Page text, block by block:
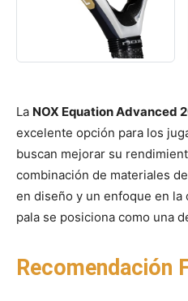
La NOX Equation Advanced
excelente opción para los
buscan mejorar su
combinación de materiales
en diseño y un enfoque en la
pala se posiciona como una
Recomendación